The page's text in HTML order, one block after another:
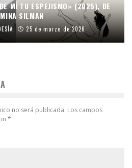
MÍ TU ESPEJISMO» (2025), DE
SILMAN
25 de marzo de 2026
no será publicada. Los campos
*